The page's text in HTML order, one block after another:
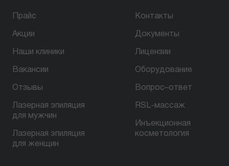
БЕСПЛАТНАЯ КОНСУЛЬТАЦИЯ
Прайс
Акции
Наши клиники
Вакансии
Отзывы
Лазерная эпиляция
для мужчин
Лазерная эпиляция
для женщин
Контакты
Документы
Лицензии
Оборудование
Вопрос–ответ
RSL-массаж
Инъекционная
косметология